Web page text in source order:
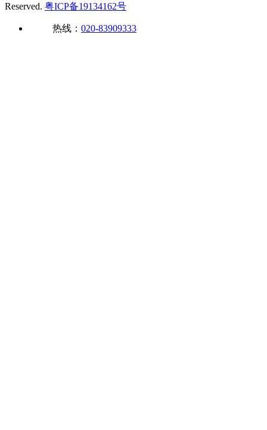
Reserved. 粤ICP备19134162号
热线： 020-83909333